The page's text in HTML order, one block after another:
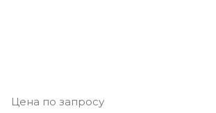
Цена по запросу